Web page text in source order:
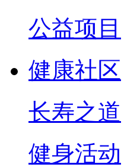
公益项目
健康社区
长寿之道
健身活动